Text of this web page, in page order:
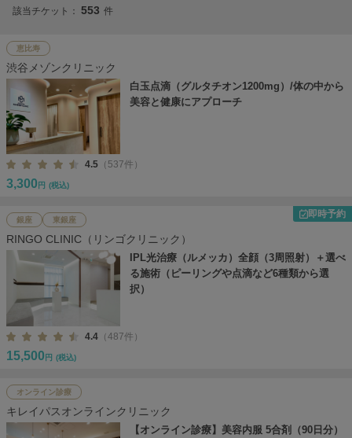
該当チケット： 553 件
恵比寿
渋谷メゾンクリニック
白玉点滴（グルタチオン1200mg）/体の中から
美容と健康にアプローチ
4.5 （537件）
3,300 円 (税込)
銀座 東銀座
即時予約
RINGO CLINIC（リンゴクリニック）
IPL光治療（ルメッカ）全顔（3周照射）＋選べ
る施術（ピーリングや点滴など6種類から選
択）
4.4 （487件）
15,500 円 (税込)
オンライン診療
キレイパスオンラインクリニック
【オンライン診療】美容内服 5合剤（90日分）